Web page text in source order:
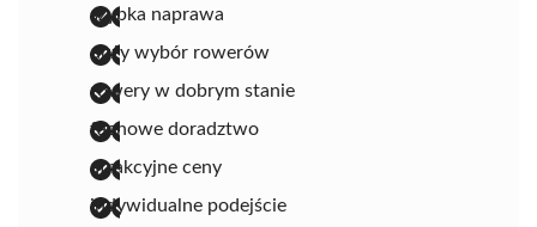
szybka naprawa
duży wybór rowerów
rowery w dobrym stanie
fachowe doradztwo
atrakcyjne ceny
indywidualne podejście